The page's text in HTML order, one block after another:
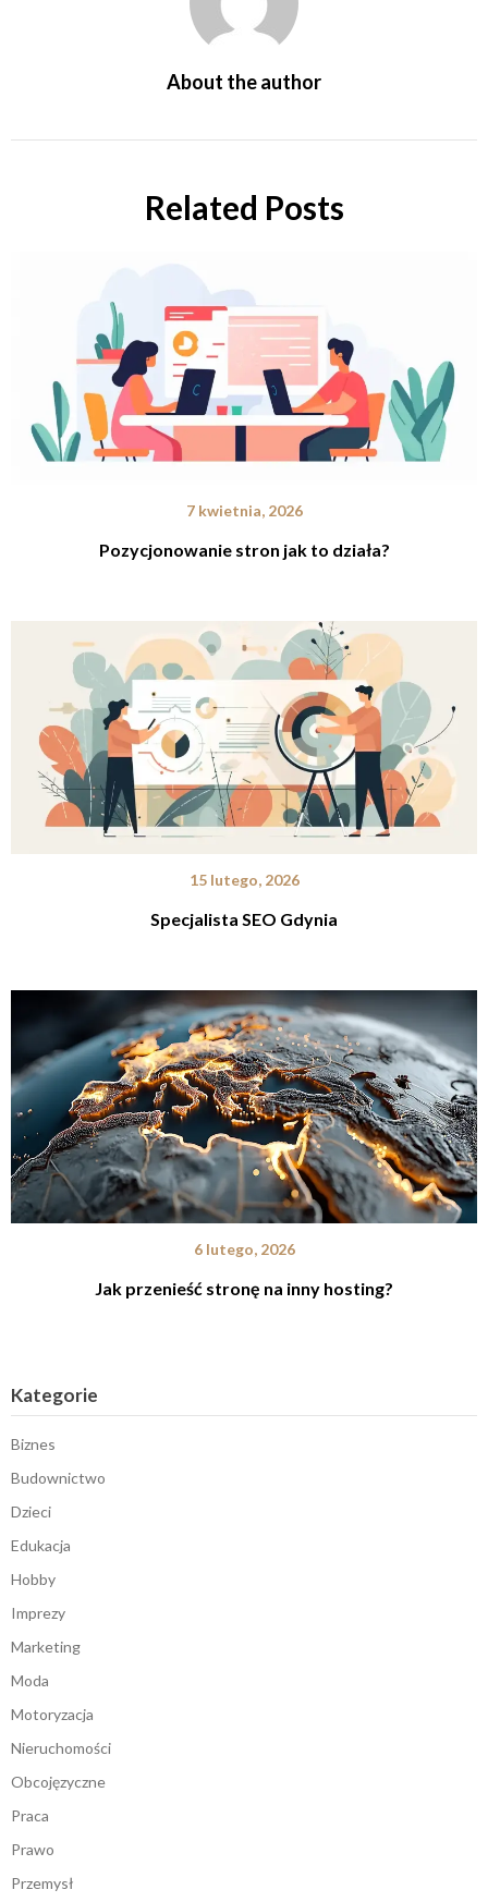
About the author
Related Posts
7 kwietnia, 2026
Pozycjonowanie stron jak to działa?
15 lutego, 2026
Specjalista SEO Gdynia
6 lutego, 2026
Jak przenieść stronę na inny hosting?
Kategorie
Biznes
Budownictwo
Dzieci
Edukacja
Hobby
Imprezy
Marketing
Moda
Motoryzacja
Nieruchomości
Obcojęzyczne
Praca
Prawo
Przemysł